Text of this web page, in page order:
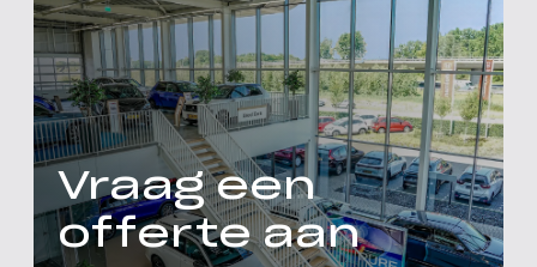
Vraag een
offerte aan